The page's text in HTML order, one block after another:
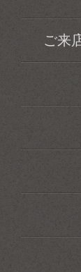
ご来